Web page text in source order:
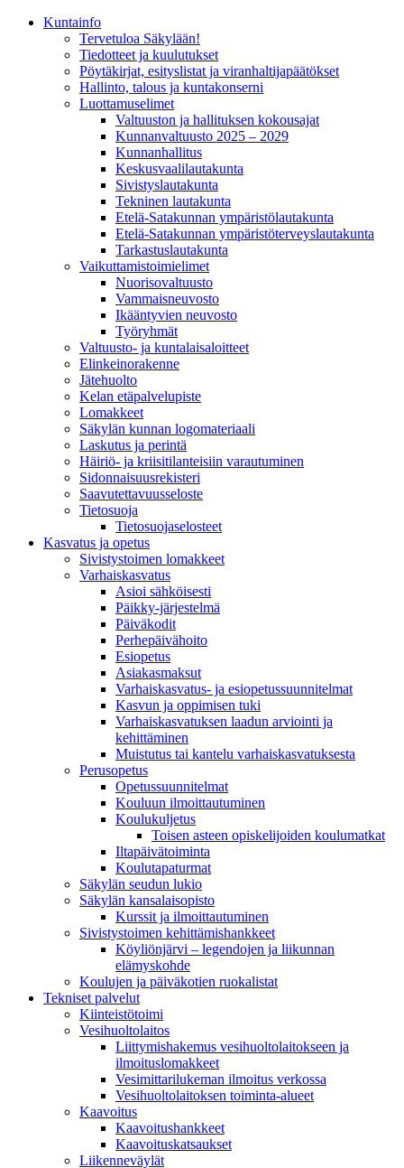
Kunta­info
Tervetuloa Säkylään!
Tiedotteet ja kuulutukset
Pöytäkirjat, esityslistat ja viranhaltijapäätökset
Hallinto, talous ja kuntakonserni
Luottamuselimet
Valtuuston ja hallituksen kokousajat
Kunnanvaltuusto 2025 – 2029
Kunnanhallitus
Keskusvaalilautakunta
Sivistyslautakunta
Tekninen lautakunta
Etelä-Satakunnan ympäristölautakunta
Etelä-Satakunnan ympäristöterveyslautakunta
Tarkastuslautakunta
Vaikuttamistoimielimet
Nuorisovaltuusto
Vammaisneuvosto
Ikääntyvien neuvosto
Työryhmät
Valtuusto- ja kuntalaisaloitteet
Elinkeinorakenne
Jätehuolto
Kelan etäpalvelupiste
Lomakkeet
Säkylän kunnan logomateriaali
Laskutus ja perintä
Häiriö- ja kriisitilanteisiin varautuminen
Sidonnaisuusrekisteri
Saavutettavuusseloste
Tietosuoja
Tietosuojaselosteet
Kasvatus ja opetus
Sivistystoimen lomakkeet
Varhaiskasvatus
Asioi sähköisesti
Päikky-järjestelmä
Päiväkodit
Perhepäivähoito
Esiopetus
Asiakasmaksut
Varhaiskasvatus- ja esiopetussuunnitelmat
Kasvun ja oppimisen tuki
Varhaiskasvatuksen laadun arviointi ja
kehittäminen
Muistutus tai kantelu varhaiskasvatuksesta
Perusopetus
Opetussuunnitelmat
Kouluun ilmoittautuminen
Koulukuljetus
Toisen asteen opiskelijoiden koulumatkat
Iltapäivätoiminta
Koulutapaturmat
Säkylän seudun lukio
Säkylän kansalaisopisto
Kurssit ja ilmoittautuminen
Sivistystoimen kehittämishankkeet
Köyliönjärvi – legendojen ja liikunnan
elämyskohde
Koulujen ja päiväkotien ruokalistat
Tekniset palvelut
Kiinteistötoimi
Vesihuoltolaitos
Liittymishakemus vesihuoltolaitokseen ja
ilmoituslomakkeet
Vesimittarilukeman ilmoitus verkossa
Vesihuoltolaitoksen toiminta-alueet
Kaavoitus
Kaavoitushankkeet
Kaavoituskatsaukset
Liikenneväylät